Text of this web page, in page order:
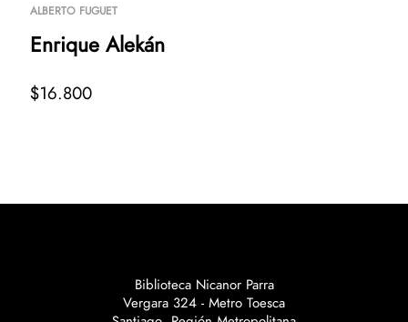
ALBERTO FUGUET
Enrique Alekán
$16.800
Biblioteca Nicanor Parra
Vergara 324 - Metro Toesca